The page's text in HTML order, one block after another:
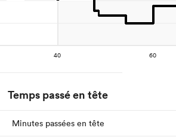
Temps passé en tête
Minutes passées en tête